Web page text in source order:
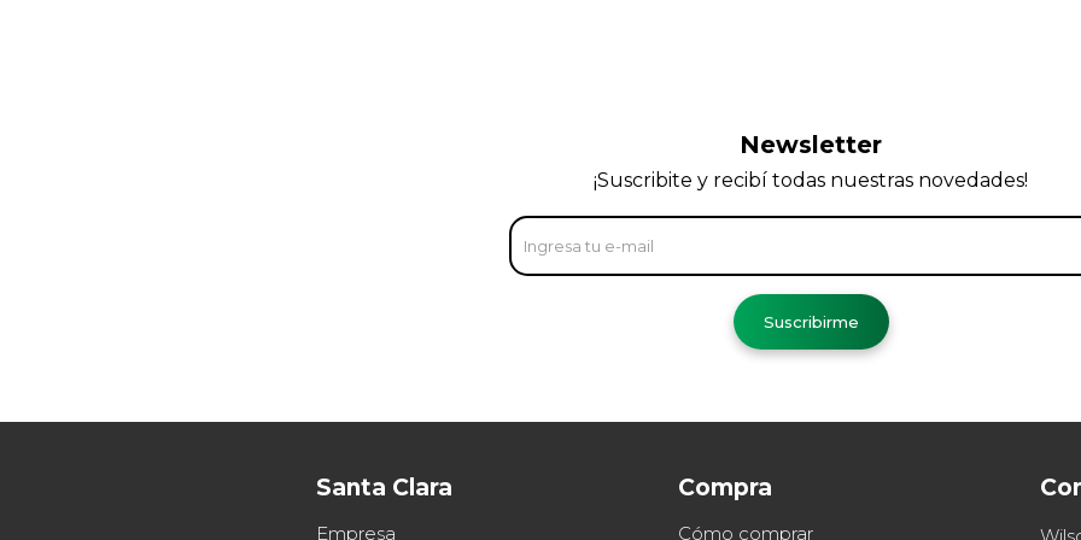
Santa Clara
Empresa
Compra
Cómo comprar
Newsletter
¡Suscribite y recibí todas nuestras novedades!
Suscribirme